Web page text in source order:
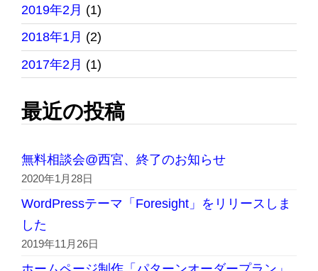
2019年2月 (1)
2018年1月 (2)
2017年2月 (1)
最近の投稿
無料相談会@西宮、終了のお知らせ
2020年1月28日
WordPressテーマ「Foresight」をリリースしま
した
2019年11月26日